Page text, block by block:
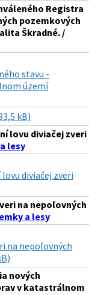
Registra
pozemkových
Škradné. /
stavu -
území
kB)
lovu diviačej zveri
lesy
diviačej zveri
na nepoľovných
a lesy
na nepoľovných
nových
v katastrálnom